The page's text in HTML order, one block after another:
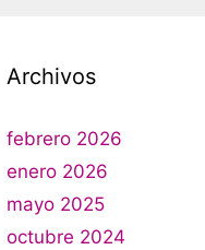
Archivos
febrero 2026
enero 2026
mayo 2025
octubre 2024